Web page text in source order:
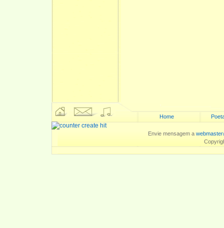
Home
Envie mensagem a